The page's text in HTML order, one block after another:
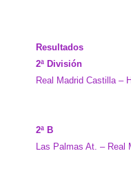
Resultados
2ª División
Real Madrid Castilla
2ª B
Las Palmas At. –